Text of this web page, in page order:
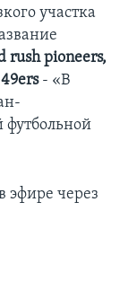
участка
rush pioneers,
- «В
эфире через